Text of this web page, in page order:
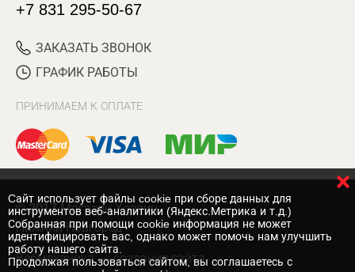
+7 831 295-50-67
ЗАКАЗАТЬ ЗВОНОК
ГРАФИК РАБОТЫ
ПРИНИМАЕМ К ОПЛАТЕ
© 2017 Магазин Хозяин
Нижний Новгород
Вебмеханика — создание сайта
Cайт использует файлы cookie при сборе данных для
инструментов веб-аналитики (Яндекс.Метрика и т.д.)
Собранная при помощи cookie информация не может
идентифицировать вас, однако может помочь нам улучшить
работу нашего сайта.
Продолжая пользоваться сайтом, вы соглашаетесь с